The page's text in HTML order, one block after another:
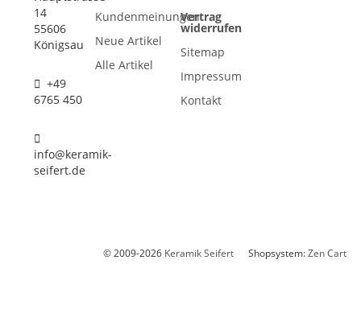
14
55606
Königsau
+49
6765 450
info@keramik-
seifert.de
Kundenmeinungen
Neue Artikel
Alle Artikel
Vertrag
widerrufen
Sitemap
Impressum
Kontakt
© 2009-2026 Keramik Seifert Shopsystem:Zen Cart